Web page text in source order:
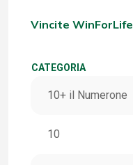
Vincite WinForLife
CATEGORIA
10+ il Numerone
10